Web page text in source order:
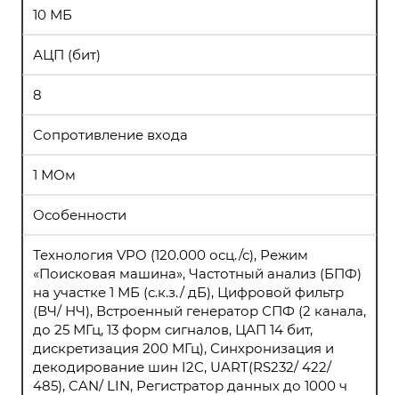
10 МБ
АЦП (бит)
8
Сопротивление входа
1 МОм
Особенности
Технология VPO (120.000 осц./с), Режим
«Поисковая машина», Частотный анализ (БПФ)
на участке 1 МБ (с.к.з./ дБ), Цифровой фильтр
(ВЧ/ НЧ), Встроенный генератор СПФ (2 канала,
до 25 МГц, 13 форм сигналов, ЦАП 14 бит,
дискретизация 200 МГц), Синхронизация и
декодирование шин I2C, UART(RS232/ 422/
485), CAN/ LIN, Регистратор данных до 1000 ч